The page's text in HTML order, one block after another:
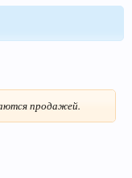
продажей.